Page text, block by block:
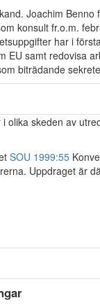
Joachim
konsult fr.o.m.
har i
EU samt redovisa
biträdande
olika skeden av
SOU 1999:55
Uppdraget är